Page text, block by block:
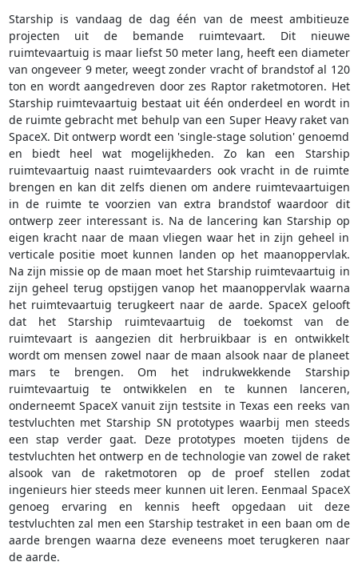
Starship is vandaag de dag één van de meest ambitieuze
projecten uit de bemande ruimtevaart. Dit nieuwe
ruimtevaartuig is maar liefst 50 meter lang, heeft een diameter
van ongeveer 9 meter, weegt zonder vracht of brandstof al 120
ton en wordt aangedreven door zes Raptor raketmotoren. Het
Starship ruimtevaartuig bestaat uit één onderdeel en wordt in
de ruimte gebracht met behulp van een Super Heavy raket van
SpaceX. Dit ontwerp wordt een 'single-stage solution' genoemd
en biedt heel wat mogelijkheden. Zo kan een Starship
ruimtevaartuig naast ruimtevaarders ook vracht in de ruimte
brengen en kan dit zelfs dienen om andere ruimtevaartuigen
in de ruimte te voorzien van extra brandstof waardoor dit
ontwerp zeer interessant is. Na de lancering kan Starship op
eigen kracht naar de maan vliegen waar het in zijn geheel in
verticale positie moet kunnen landen op het maanoppervlak.
Na zijn missie op de maan moet het Starship ruimtevaartuig in
zijn geheel terug opstijgen vanop het maanoppervlak waarna
het ruimtevaartuig terugkeert naar de aarde. SpaceX gelooft
dat het Starship ruimtevaartuig de toekomst van de
ruimtevaart is aangezien dit herbruikbaar is en ontwikkelt
wordt om mensen zowel naar de maan alsook naar de planeet
mars te brengen. Om het indrukwekkende Starship
ruimtevaartuig te ontwikkelen en te kunnen lanceren,
onderneemt SpaceX vanuit zijn testsite in Texas een reeks van
testvluchten met Starship SN prototypes waarbij men steeds
een stap verder gaat. Deze prototypes moeten tijdens de
testvluchten het ontwerp en de technologie van zowel de raket
alsook van de raketmotoren op de proef stellen zodat
ingenieurs hier steeds meer kunnen uit leren. Eenmaal SpaceX
genoeg ervaring en kennis heeft opgedaan uit deze
testvluchten zal men een Starship testraket in een baan om de
aarde brengen waarna deze eveneens moet terugkeren naar
de aarde.